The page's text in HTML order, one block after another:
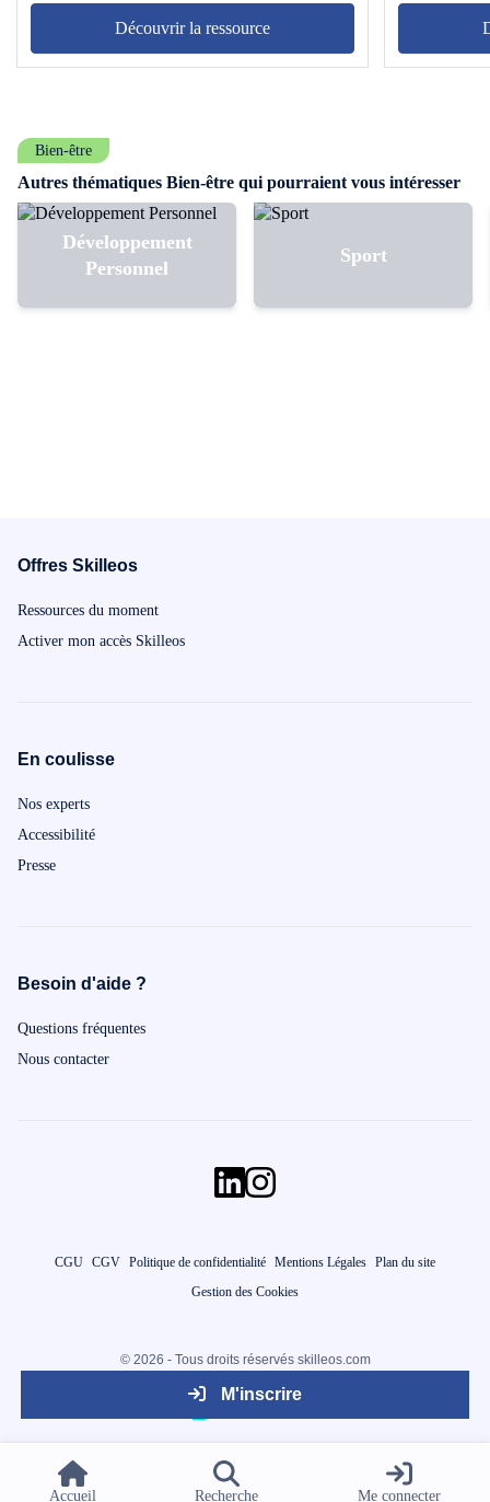
Accueil Recherche Me connecter
Découvrir la ressource
Bien-être
Autres thématiques Bien-être qui pourraient vous intéresser
Développement
Personnel
Sport
M'inscrire
Offres Skilleos
Ressources du moment
Activer mon accès Skilleos
En coulisse
Nos experts
Accessibilité
Presse
Besoin d'aide ?
Questions fréquentes
Nous contacter
CGU CGV Politique de confidentialité Mentions Légales Plan du site
Gestion des Cookies
© 2026 - Tous droits réservés skilleos.com